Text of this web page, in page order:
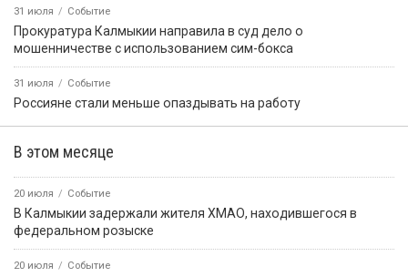
31 июля Событие
Прокуратура Калмыкии направила в суд дело о
мошенничестве с использованием сим-бокса
31 июля Событие
Россияне стали меньше опаздывать на работу
В этом месяце
20 июля Событие
В Калмыкии задержали жителя ХМАО, находившегося в
федеральном розыске
20 июля Событие